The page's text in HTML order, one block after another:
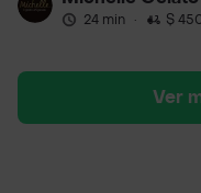
24 min · $
Ver